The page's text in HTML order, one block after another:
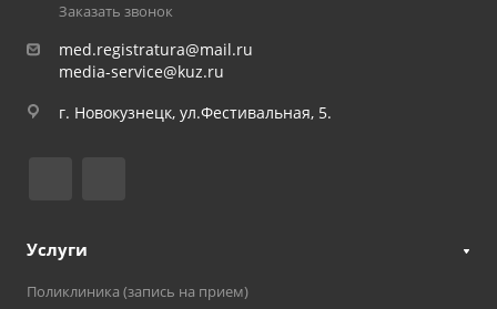
Заказать звонок
med.registratura@mail.ru
media-service@kuz.ru
г. Новокузнецк, ул.Фестивальная, 5.
Услуги
Поликлиника (запись на прием)